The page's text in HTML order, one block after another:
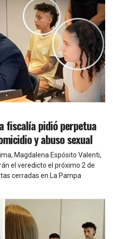
fiscalía pidió perpetua
y abuso sexual
Magdalena Espósito Valenti,
el veredicto el próximo 2 de
cerradas en La Pampa